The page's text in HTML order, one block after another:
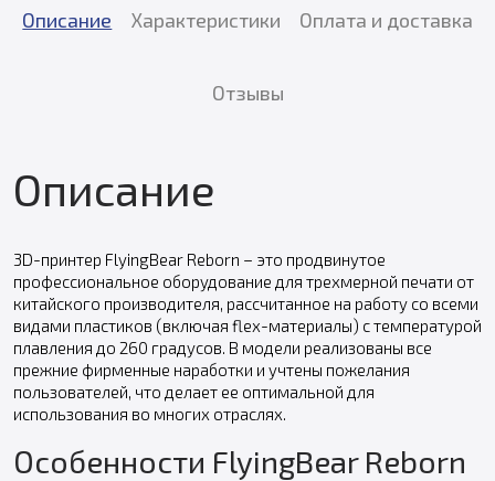
Описание Характеристики Оплата и доставка
Отзывы
Описание
3D-принтер FlyingBear Reborn – это продвинутое
профессиональное оборудование для трехмерной печати от
китайского производителя, рассчитанное на работу со всеми
видами пластиков (включая flex-материалы) с температурой
плавления до 260 градусов. В модели реализованы все
прежние фирменные наработки и учтены пожелания
пользователей, что делает ее оптимальной для
использования во многих отраслях.
Особенности FlyingBear Reborn